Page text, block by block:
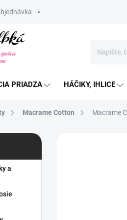
PRIADZA HÁČIKY, IHLICE
Macrame Cotton Macrame
a